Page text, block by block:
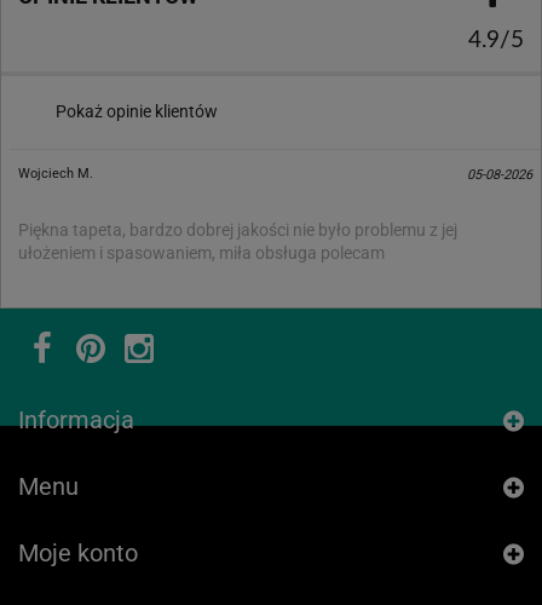
4.9/5
Pokaż opinie klientów
Wojciech M. 05-08-2026
Piękna tapeta, bardzo dobrej jakości nie było problemu z jej
ułożeniem i spasowaniem, miła obsługa polecam
Informacja
Menu
Moje konto